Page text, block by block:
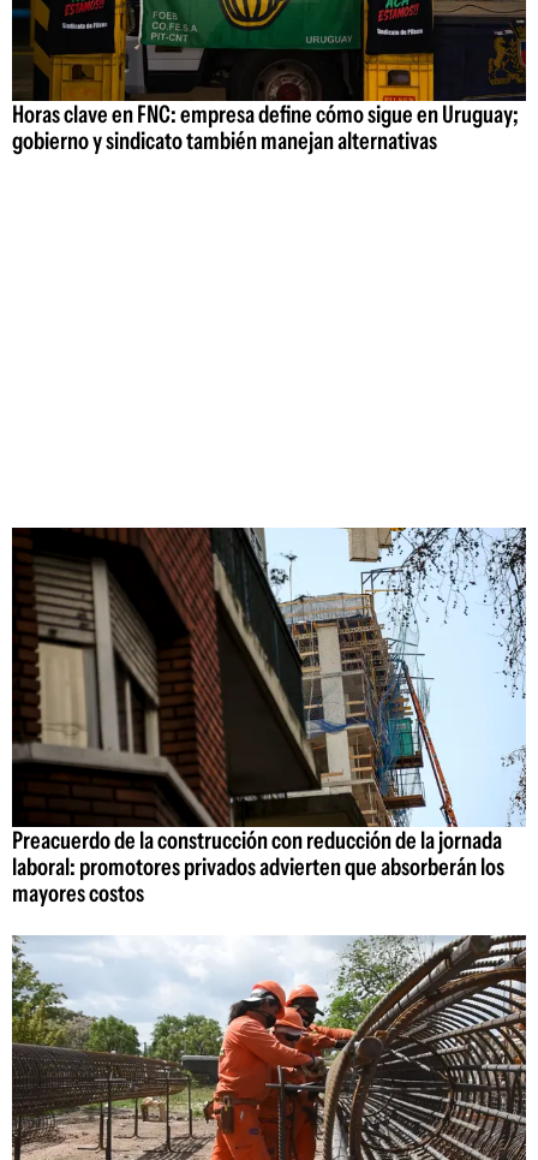
Horas clave en FNC: empresa define cómo sigue en Uruguay;
gobierno y sindicato también manejan alternativas
Preacuerdo de la construcción con reducción de la jornada
laboral: promotores privados advierten que absorberán los
mayores costos